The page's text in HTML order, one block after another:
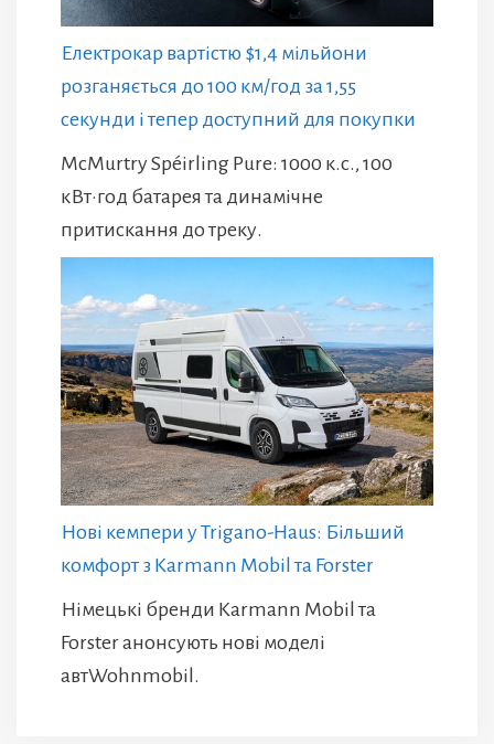
Електрокар вартістю $1,4 мільйони
розганяється до 100 км/год за 1,55
секунди і тепер доступний для покупки
McMurtry Spéirling Pure: 1000 к.с., 100
кВт·год батарея та динамічне
притискання до треку.
Нові кемпери у Trigano-Haus: Більший
комфорт з Karmann Mobil та Forster
Німецькі бренди Karmann Mobil та
Forster анонсують нові моделі
автWohnmobil.